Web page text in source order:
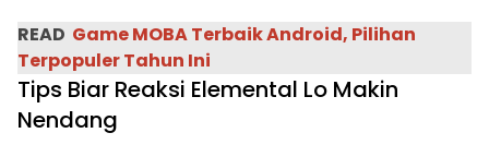
READ Game MOBA Terbaik Android, Pilihan
Terpopuler Tahun Ini
Tips Biar Reaksi Elemental Lo Makin
Nendang